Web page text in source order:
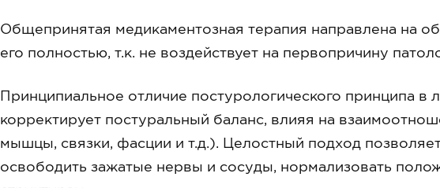
Общепринятая медикаментозная терапия направлена на
его полностью, т.к. не воздействует на первопричину
Принципиальное отличие постурологического принципа в
корректирует постуральный баланс, влияя на
мышцы, связки, фасции и т.д.). Целостный подход
освободить зажатые нервы и сосуды, нормализовать